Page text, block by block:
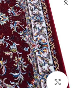
بزرگنمایی تصویر